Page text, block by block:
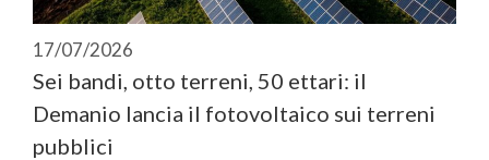
17/07/2026
Sei bandi, otto terreni, 50 ettari: il
Demanio lancia il fotovoltaico sui terreni
pubblici